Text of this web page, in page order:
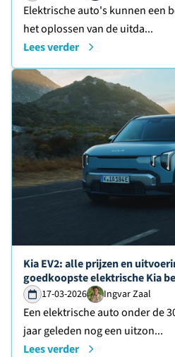
Elektrische auto's kunnen een
het oplossen van de uitda...
Lees verder
Lees verder over
Kia EV2: alle prijzen en
goedkoopste elektrische Kia
17-03-2026 Ingvar Zaal
Een elektrische auto onder de
jaar geleden nog een uitzon...
Lees verder